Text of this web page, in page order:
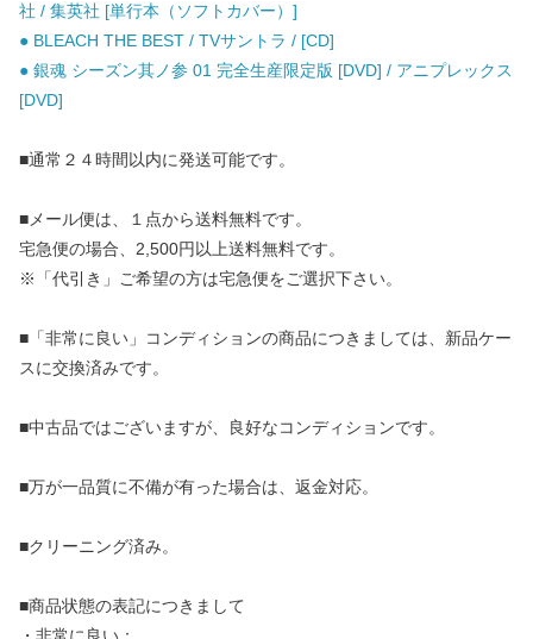
社 / 集英社 [単行本（ソフトカバー）]
● BLEACH THE BEST / TVサントラ / [CD]
● 銀魂 シーズン其ノ参 01 完全生産限定版 [DVD] / アニプレックス
[DVD]
■通常２４時間以内に発送可能です。
■メール便は、１点から送料無料です。
宅急便の場合、2,500円以上送料無料です。
※「代引き」ご希望の方は宅急便をご選択下さい。
■「非常に良い」コンディションの商品につきましては、新品ケー
スに交換済みです。
■中古品ではございますが、良好なコンディションです。
■万が一品質に不備が有った場合は、返金対応。
■クリーニング済み。
■商品状態の表記につきまして